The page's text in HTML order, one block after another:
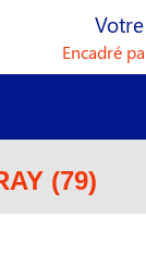
Encadré
(79)